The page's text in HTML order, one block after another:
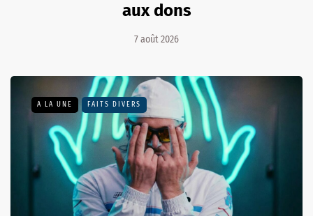
aux dons
7 août 2026
A LA UNE FAITS DIVERS